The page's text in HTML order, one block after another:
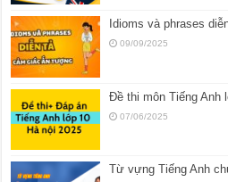
Idioms và phrases
09/09/2025
Đề thi môn Tiếng Anh
07/06/2025
Từ vựng Tiếng Anh